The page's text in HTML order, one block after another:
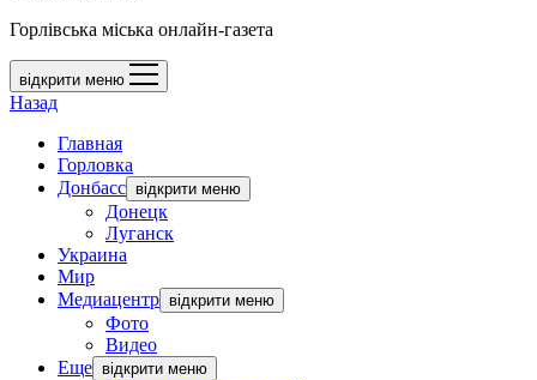
Горлівська міська онлайн-газета
відкрити меню
Назад
Главная
Горловка
Донбасс відкрити меню
Донецк
Луганск
Украина
Мир
Медиацентр відкрити меню
Фото
Видео
Еще відкрити меню